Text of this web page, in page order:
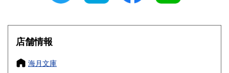
大阪府
奈良県
店舗情報
海月文庫